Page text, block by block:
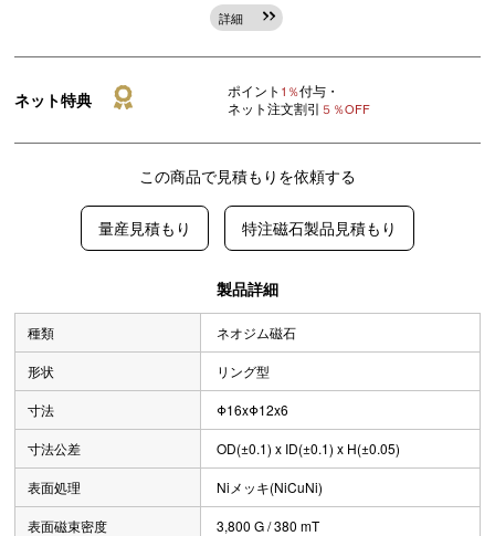
詳細
ネット特典 ポイント 1％付与・
ネット注文割引 ５％OFF
この商品で見積もりを依頼する
量産見積もり 特注磁石製品見積もり
製品詳細
種類 ネオジム磁石
形状 リング型
寸法 Φ16xΦ12x6
寸法公差 OD(±0.1) x ID(±0.1) x H(±0.05)
表面処理 Niメッキ(NiCuNi)
表面磁束密度 3,800 G / 380 mT